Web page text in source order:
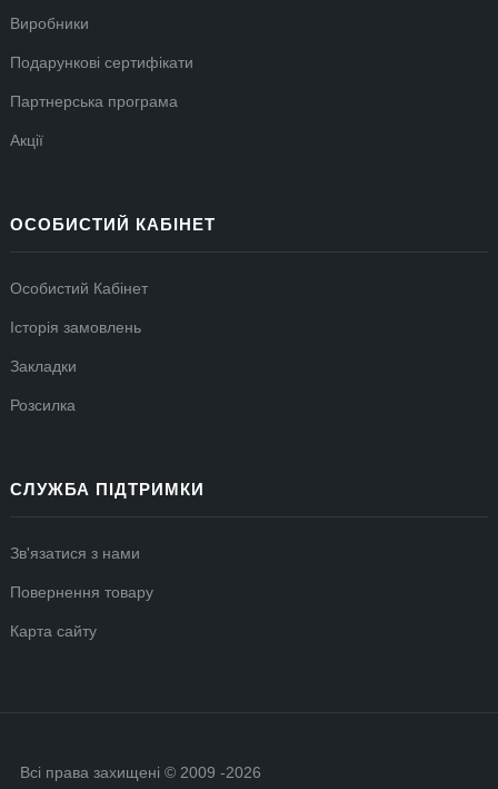
Виробники
Подарункові сертифікати
Партнерська програма
Акції
ОСОБИСТИЙ КАБІНЕТ
Особистий Кабінет
Історія замовлень
Закладки
Розсилка
СЛУЖБА ПІДТРИМКИ
Зв'язатися з нами
Повернення товару
Карта сайту
Всі права захищені © 2009 -2026